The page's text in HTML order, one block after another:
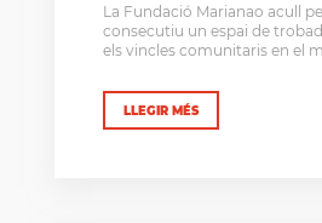
La Fundació Marianao acull
consecutiu un espai de
els vincles comunitaris en el
LLEGIR MÉS